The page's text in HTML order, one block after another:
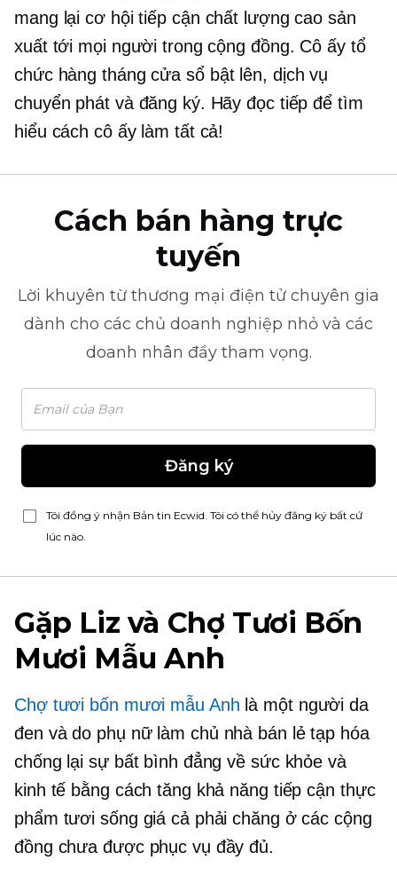
mang lại cơ hội tiếp cận chất lượng cao sản
xuất tới mọi người trong cộng đồng. Cô ấy tổ
chức hàng thángcửa sổ bật lên, dịch vụ
chuyển phát và đăng ký. Hãy đọc tiếp để tìm
hiểu cách cô ấy làm tất cả!
Cách bán hàng trực
tuyến
Lời khuyên từ thương mại điện tử chuyên gia
dành cho các chủ doanh nghiệp nhỏ và các
doanh nhân đầy tham vọng.
Đăng ký
Tôi đồng ý nhận Bản tin Ecwid. Tôi có thể hủy đăng ký bất cứ
lúc nào.
Gặp Liz và Chợ Tươi Bốn
Mươi Mẫu Anh
Chợ tươi bốn mươi mẫu Anh là một người da
đen vàdo phụ nữ làm chủ nhà bán lẻ tạp hóa
chống lại sự bất bình đẳng về sức khỏe và
kinh tế bằng cách tăng khả năng tiếp cận thực
phẩm tươi sống giá cả phải chăng ở các cộng
đồng chưa được phục vụ đầy đủ.